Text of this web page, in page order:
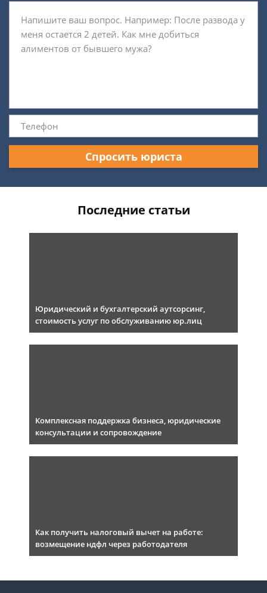
Спросить юриста
Последние статьи
Юридический и бухгалтерский аутсорсинг,
стоимость услуг по обслуживанию юр.лиц
Комплексная поддержка бизнеса, юридические
консультации и сопровождение
Как получить налоговый вычет на работе:
возмещение ндфл через работодателя